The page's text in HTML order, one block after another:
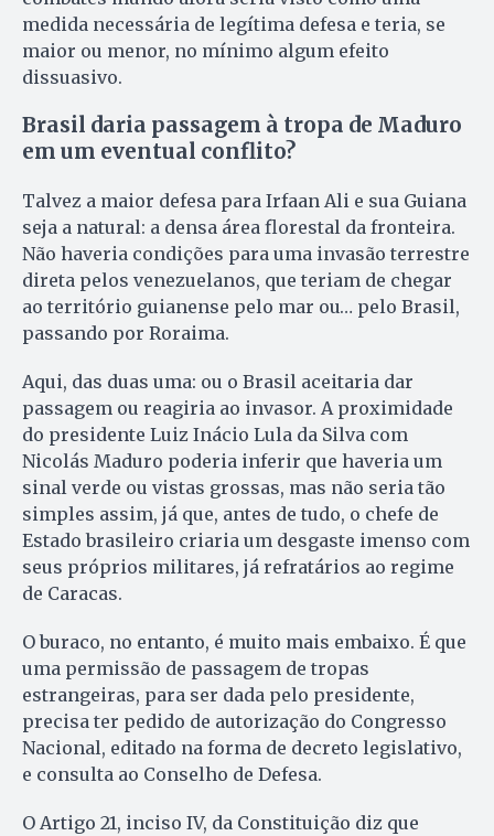
medida necessária de legítima defesa e teria, se
maior ou menor, no mínimo algum efeito
dissuasivo.
Brasil daria passagem à tropa de Maduro
em um eventual conflito?
Talvez a maior defesa para Irfaan Ali e sua Guiana
seja a natural: a densa área florestal da fronteira.
Não haveria condições para uma invasão terrestre
direta pelos venezuelanos, que teriam de chegar
ao território guianense pelo mar ou… pelo Brasil,
passando por Roraima.
Aqui, das duas uma: ou o Brasil aceitaria dar
passagem ou reagiria ao invasor. A proximidade
do presidente Luiz Inácio Lula da Silva com
Nicolás Maduro poderia inferir que haveria um
sinal verde ou vistas grossas, mas não seria tão
simples assim, já que, antes de tudo, o chefe de
Estado brasileiro criaria um desgaste imenso com
seus próprios militares, já refratários ao regime
de Caracas.
O buraco, no entanto, é muito mais embaixo. É que
uma permissão de passagem de tropas
estrangeiras, para ser dada pelo presidente,
precisa ter pedido de autorização do Congresso
Nacional, editado na forma de decreto legislativo,
e consulta ao Conselho de Defesa.
O Artigo 21, inciso IV, da Constituição diz que